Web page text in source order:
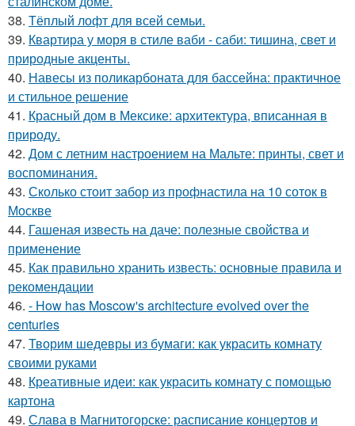
38. Тёплый лофт для всей семьи.
39. Квартира у моря в стиле ваби - саби: тишина, свет и
природные акценты.
40. Навесы из поликарбоната для бассейна: практичное
и стильное решение
41. Красный дом в Мексике: архитектура, вписанная в
природу.
42. Дом с летним настроением на Мальте: принты, свет и
воспоминания.
43. Сколько стоит забор из профнастила на 10 соток в
Москве
44. Гашеная известь на даче: полезные свойства и
применение
45. Как правильно хранить известь: основные правила и
рекомендации
46. - How has Moscow's architecture evolved over the
centuries
47. Творим шедевры из бумаги: как украсить комнату
своими руками
48. Креативные идеи: как украсить комнату с помощью
картона
49. Слава в Магнитогорске: расписание концертов и